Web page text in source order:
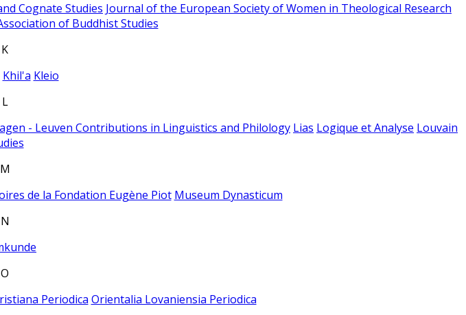
Cognate Studies Journal of the European Society of Women in Theological Research
of Buddhist Studies
K
Khil'a Kleio
L
- Leuven Contributions in Linguistics and Philology Lias Logique et Analyse Louvain
M
de la Fondation Eugène Piot Museum Dynasticum
N
O
Periodica Orientalia Lovaniensia Periodica